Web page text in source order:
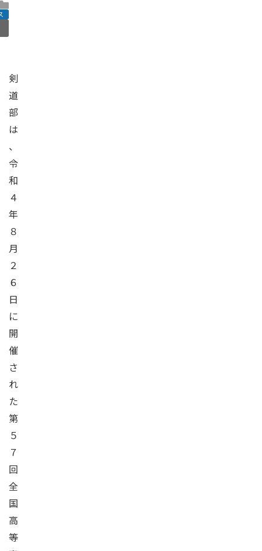
剣
道
部
は
、
令
和
４
年
８
月
２
６
日
に
開
催
さ
れ
た
第
５
７
回
全
国
高
等